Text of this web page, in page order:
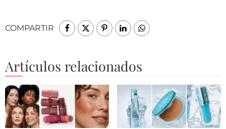
COMPARTIR
Artículos relacionados